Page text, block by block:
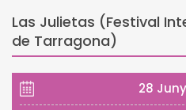
Las Julietas (Festival
de Tarragona)
28